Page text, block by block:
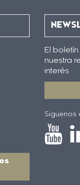
El
nuestra
interés
Siguenos